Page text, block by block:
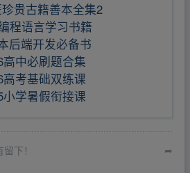
贵古籍善本全集2
程语言学习书籍
后端开发必备书
中必刷题合集
考基础双练课
学暑假衔接课
下！ ➦